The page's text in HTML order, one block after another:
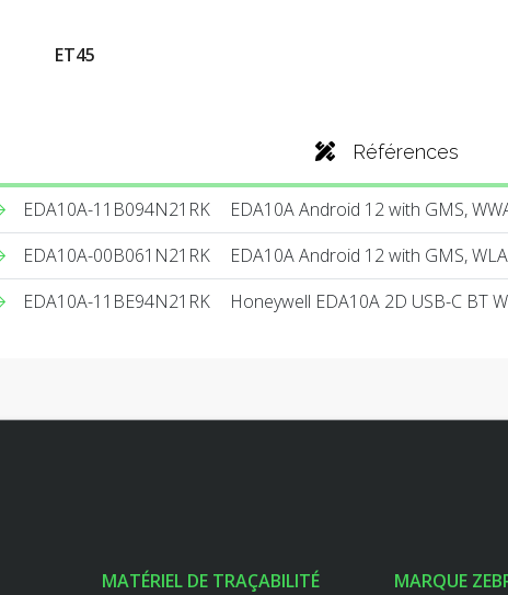
ET45
Références
EDA10A-11B094N21RK
EDA10A Android 12 with GMS,
EDA10A-00B061N21RK
EDA10A Android 12 with GMS,
EDA10A-11BE94N21RK
Honeywell EDA10A 2D USB-C BT
MATÉRIEL DE TRAÇABILITÉ MARQUE